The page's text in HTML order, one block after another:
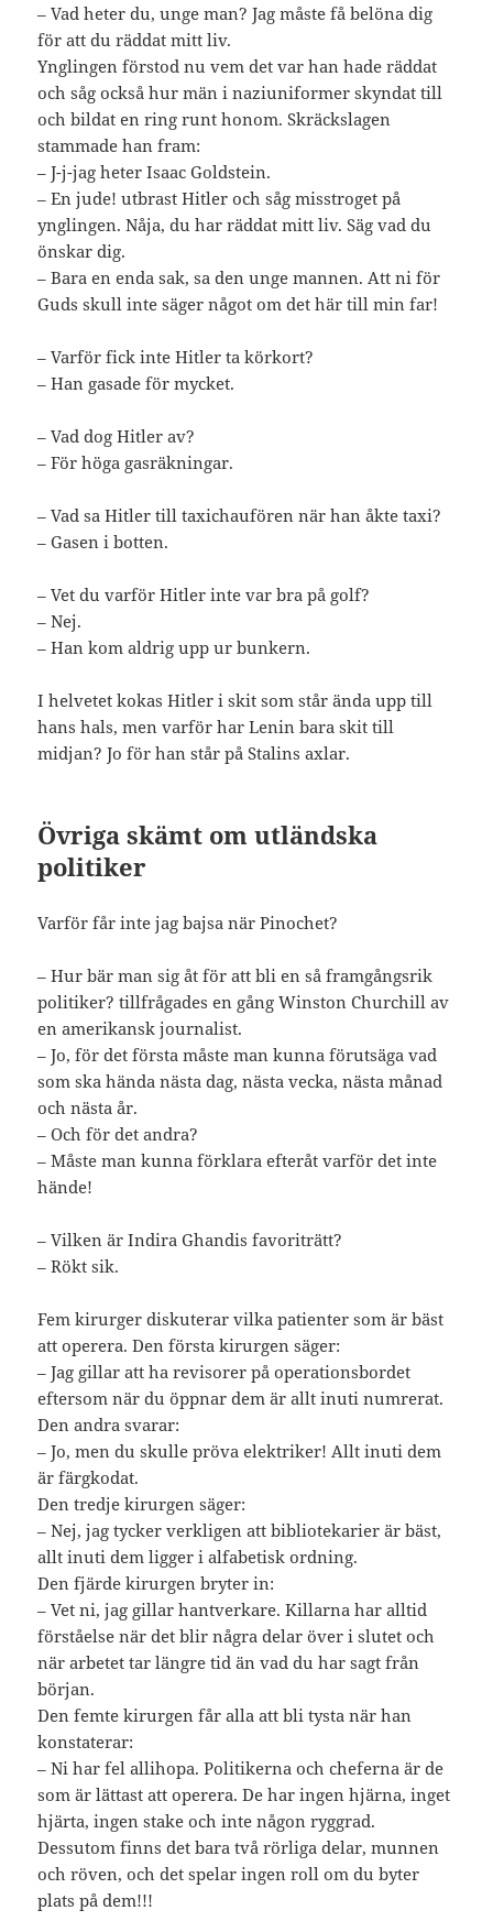
– Vad heter du, unge man? Jag måste få belöna dig
för att du räddat mitt liv.
Ynglingen förstod nu vem det var han hade räddat
och såg också hur män i naziuniformer skyndat till
och bildat en ring runt honom. Skräckslagen
stammade han fram:
– J-j-jag heter Isaac Goldstein.
– En jude! utbrast Hitler och såg misstroget på
ynglingen. Nåja, du har räddat mitt liv. Säg vad du
önskar dig.
– Bara en enda sak, sa den unge mannen. Att ni för
Guds skull inte säger något om det här till min far!
– Varför fick inte Hitler ta körkort?
– Han gasade för mycket.
– Vad dog Hitler av?
– För höga gasräkningar.
– Vad sa Hitler till taxichaufören när han åkte taxi?
– Gasen i botten.
– Vet du varför Hitler inte var bra på golf?
– Nej.
– Han kom aldrig upp ur bunkern.
I helvetet kokas Hitler i skit som står ända upp till
hans hals, men varför har Lenin bara skit till
midjan? Jo för han står på Stalins axlar.
Övriga skämt om utländska
politiker
Varför får inte jag bajsa när Pinochet?
– Hur bär man sig åt för att bli en så framgångsrik
politiker? tillfrågades en gång Winston Churchill av
en amerikansk journalist.
– Jo, för det första måste man kunna förutsäga vad
som ska hända nästa dag, nästa vecka, nästa månad
och nästa år.
– Och för det andra?
– Måste man kunna förklara efteråt varför det inte
hände!
– Vilken är Indira Ghandis favoriträtt?
– Rökt sik.
Fem kirurger diskuterar vilka patienter som är bäst
att operera. Den första kirurgen säger:
– Jag gillar att ha revisorer på operationsbordet
eftersom när du öppnar dem är allt inuti numrerat.
Den andra svarar:
– Jo, men du skulle pröva elektriker! Allt inuti dem
är färgkodat.
Den tredje kirurgen säger:
– Nej, jag tycker verkligen att bibliotekarier är bäst,
allt inuti dem ligger i alfabetisk ordning.
Den fjärde kirurgen bryter in:
– Vet ni, jag gillar hantverkare. Killarna har alltid
förståelse när det blir några delar över i slutet och
när arbetet tar längre tid än vad du har sagt från
början.
Den femte kirurgen får alla att bli tysta när han
konstaterar:
– Ni har fel allihopa. Politikerna och cheferna är de
som är lättast att operera. De har ingen hjärna, inget
hjärta, ingen stake och inte någon ryggrad.
Dessutom finns det bara två rörliga delar, munnen
och röven, och det spelar ingen roll om du byter
plats på dem!!!